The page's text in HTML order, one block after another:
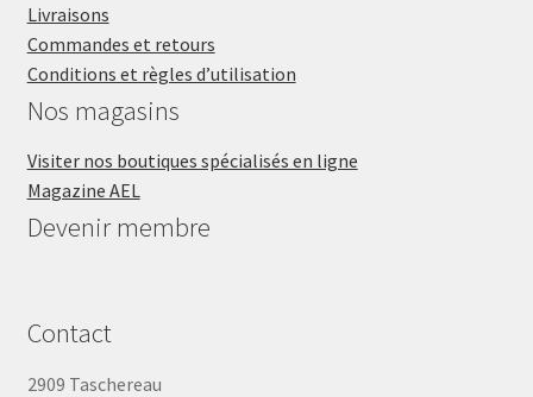
Livraisons
Commandes et retours
Conditions et règles d’utilisation
Nos magasins
Visiter nos boutiques spécialisés en ligne
Magazine AEL
Devenir membre
Contact
2909 Taschereau